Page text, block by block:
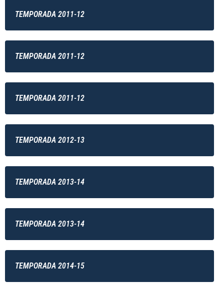
TEMPORADA 2011-12
TEMPORADA 2011-12
TEMPORADA 2011-12
TEMPORADA 2012-13
TEMPORADA 2013-14
TEMPORADA 2013-14
TEMPORADA 2014-15